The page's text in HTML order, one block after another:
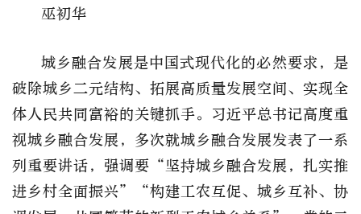
巫初华
城乡融合发展是中国式现代化的必然要求，是
破除城乡二元结构、拓展高质量发展空间、实现全
体人民共同富裕的关键抓手。习近平总书记高度重
视城乡融合发展，多次就城乡融合发展发表了一系
列重要讲话，强调要“坚持城乡融合发展，扎实推
进乡村全面振兴”“构建工农互促、城乡互补、协